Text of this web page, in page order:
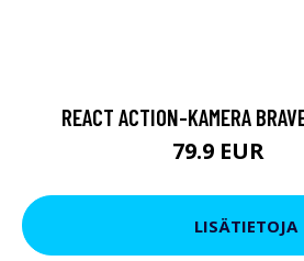
REACT ACTION-KAMERA
79.9 EUR
LISÄTIETOJA